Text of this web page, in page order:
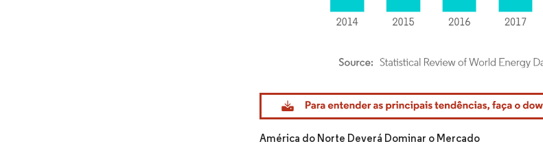
Imagem © Mordor Intelligence. O reuso requer atribuição conforme CC BY 4.0.
América do Norte Deverá Dominar o Mercado